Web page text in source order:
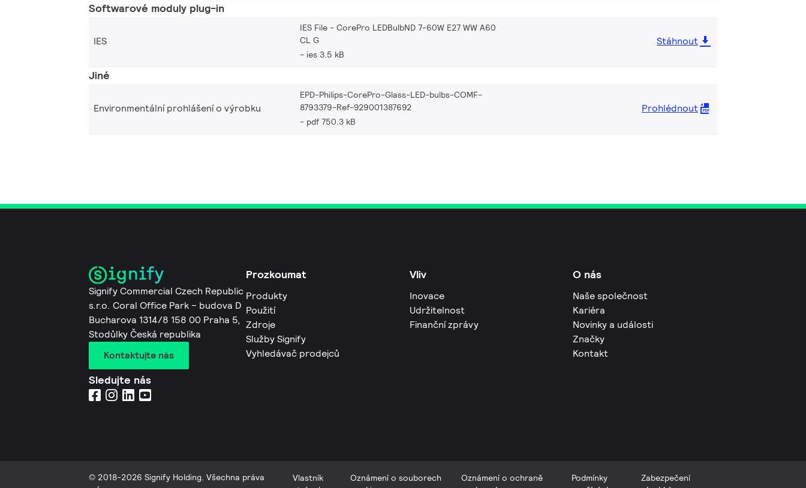
Softwarové moduly plug-in
IES
IES File - CorePro LEDBulbND 7-60W E27 WW A60
CL G
ies 3.5 kB
Stáhnout
Jiné
Environmentální prohlášení o výrobku
EPD-Philips-CorePro-Glass-LED-bulbs-COMF-
8793379-Ref-929001387692
pdf 750.3 kB
Prohlédnout
Signify Commercial Czech Republic
s.r.o. Coral Office Park – budova D
Bucharova 1314/8 158 00 Praha 5,
Stodůlky Česká republika
Kontaktujte nás
Sledujte nás
Prozkoumat
Produkty
Použití
Zdroje
Služby Signify
Vyhledávač prodejců
Vliv
Inovace
Udržitelnost
Finanční zprávy
O nás
Naše společnost
Kariéra
Novinky a události
Značky
Kontakt
© 2018-2026 Signify Holding. Všechna práva
Vlastník
Oznámení o souborech
Oznámení o ochraně
Podmínky
Zabezpečení